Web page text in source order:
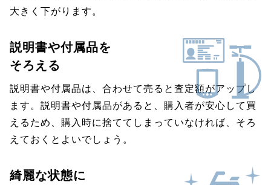
大きく下がります。
説明書や付属品を
そろえる
説明書や付属品は、合わせて売ると査定額がアップし
ます。説明書や付属品があると、購入者が安心して買
えるため、購入時に捨ててしまっていなければ、そろ
えておくとよいでしょう。
綺麗な状態に